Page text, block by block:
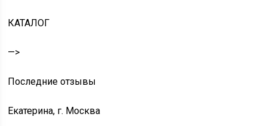
КАТАЛОГ
—>
Последние отзывы
Екатерина, г. Москва